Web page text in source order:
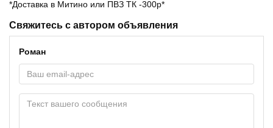
*Доставка в Митино или ПВЗ ТК -300р*
Свяжитесь с автором объявления
Роман